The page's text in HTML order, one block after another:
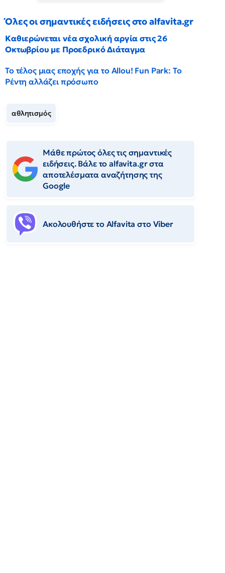
Όλες οι σημαντικές ειδήσεις στο alfavita.gr
Καθιερώνεται νέα σχολική αργία στις 26
Οκτωβρίου με Προεδρικό Διάταγμα
Το τέλος μιας εποχής για το Allou! Fun Park: Το
Ρέντη αλλάζει πρόσωπο
αθλητισμός
Μάθε πρώτος όλες τις σημαντικές
ειδήσεις. Βάλε το alfavita.gr στα
αποτελέσματα αναζήτησης της
Google
Ακολουθήστε το Αlfavita στο Viber